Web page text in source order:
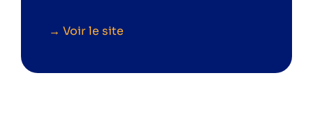
→ Voir le site